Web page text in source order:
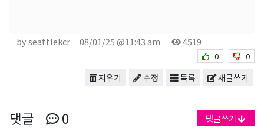
by seattlekcr 08/01/25 @11:43 am 4519
0 0
새글쓰기
목록
수정
지우기
댓글 0 댓글쓰기